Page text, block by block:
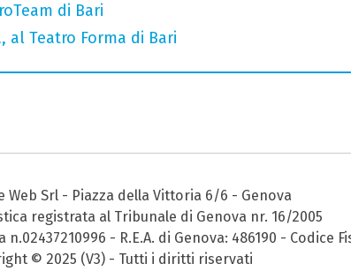
di Bari
al Teatro Forma di Bari
Web Srl - Piazza della Vittoria 6/6 - Genova
registrata al Tribunale di Genova nr. 16/2005
- R.E.A. di Genova: 486190 - Codice
© 2025 (V3) - Tutti i diritti riservati